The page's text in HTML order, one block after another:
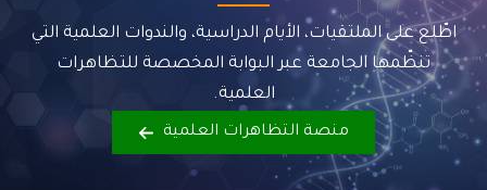
اطّلع على الملتقيات، الأيام الدراسية، والندوات العلمية التي
تنظّمها الجامعة عبر البوابة المخصصة للتظاهرات
العلمية.
منصة التظاهرات العلمية